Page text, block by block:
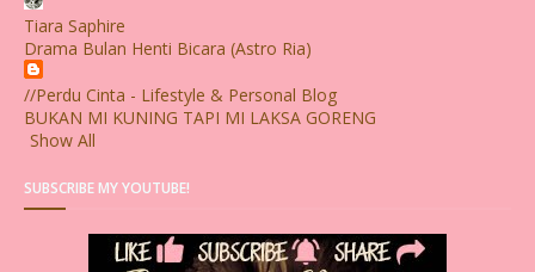
Tiara Saphire
Drama Bulan Henti Bicara (Astro Ria)
//Perdu Cinta - Lifestyle & Personal Blog
BUKAN MI KUNING TAPI MI LAKSA GORENG
Show All
SUBSCRIBE MY YOUTUBE!